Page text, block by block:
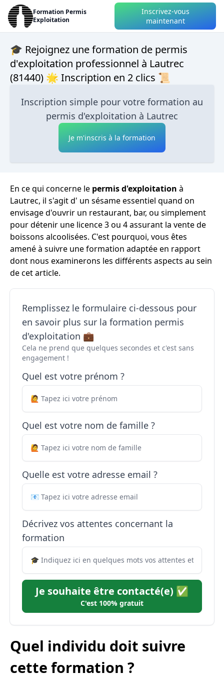
Formation Permis
Exploitation
Inscrivez-vous
maintenant
🎓 Rejoignez une formation de permis
d'exploitation professionnel à Lautrec
(81440) 🌟 Inscription en 2 clics 📜
Inscription simple pour votre formation au
permis d'exploitation à Lautrec
Je m'inscris à la formation
En ce qui concerne le permis d'exploitation à
Lautrec, il s'agit d' un sésame essentiel quand on
envisage d'ouvrir un restaurant, bar, ou simplement
pour détenir une licence 3 ou 4 assurant la vente de
boissons alcoolisées. C'est pourquoi, vous êtes
amené à suivre une formation adaptée en rapport
dont nous examinerons les différents aspects au sein
de cet article.
Remplissez le formulaire ci-dessous pour
en savoir plus sur la formation permis
d'exploitation 💼
Cela ne prend que quelques secondes et c'est sans
engagement !
Quel est votre prénom ?
Quel est votre nom de famille ?
Quelle est votre adresse email ?
Décrivez vos attentes concernant la
formation
Je souhaite être contacté(e) ✅
C'est 100% gratuit
Quel individu doit suivre
cette formation ?